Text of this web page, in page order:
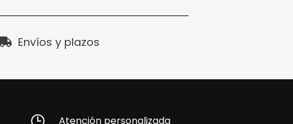
Envíos y plazos
Atención personalizada